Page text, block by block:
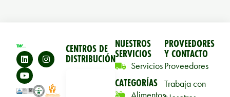
CENTROS DE
DISTRIBUCIÓN
NUESTROS
SERVICIOS
Servicios
CATEGORÍAS
PROVEEDORES
Y CONTACTO
Proveedores
Trabaja con